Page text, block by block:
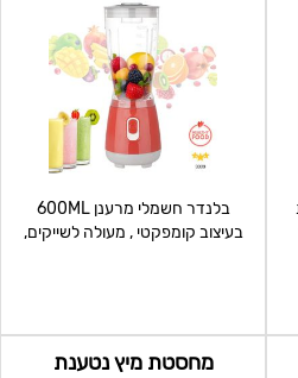
בלנדר חשמלי מרענן 600ML
בעיצוב קומפקטי , מעולה לשייקים,
מחסטת מיץ נטענת